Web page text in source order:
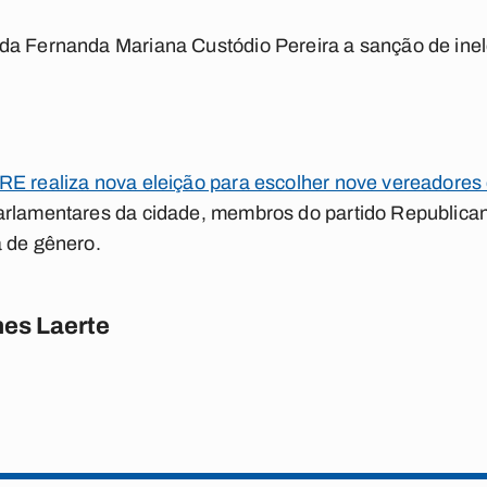
Fernanda Mariana Custódio Pereira a sanção de
realiza nova eleição para escolher nove
da cidade, membros do partido
de gênero.
Laerte